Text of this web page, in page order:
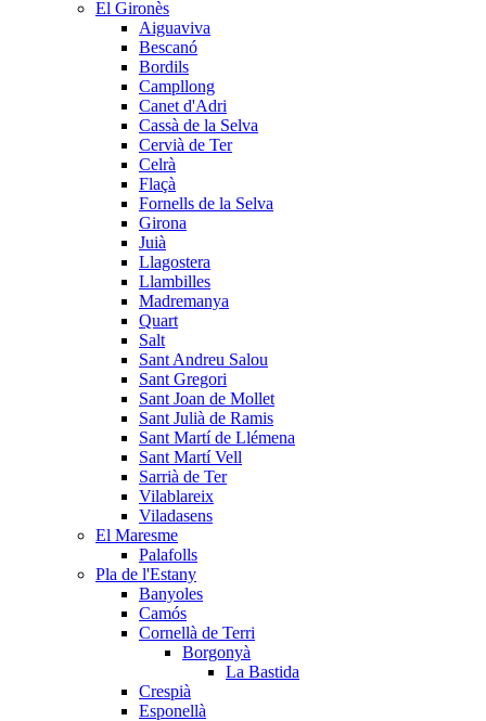
El Gironès
Aiguaviva
Bescanó
Bordils
Campllong
Canet d'Adri
Cassà de la Selva
Cervià de Ter
Celrà
Flaçà
Fornells de la Selva
Girona
Juià
Llagostera
Llambilles
Madremanya
Quart
Salt
Sant Andreu Salou
Sant Gregori
Sant Joan de Mollet
Sant Julià de Ramis
Sant Martí de Llémena
Sant Martí Vell
Sarrià de Ter
Vilablareix
Viladasens
El Maresme
Palafolls
Pla de l'Estany
Banyoles
Camós
Cornellà de Terri
Borgonyà
La Bastida
Crespià
Esponellà